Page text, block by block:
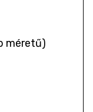
méretű)